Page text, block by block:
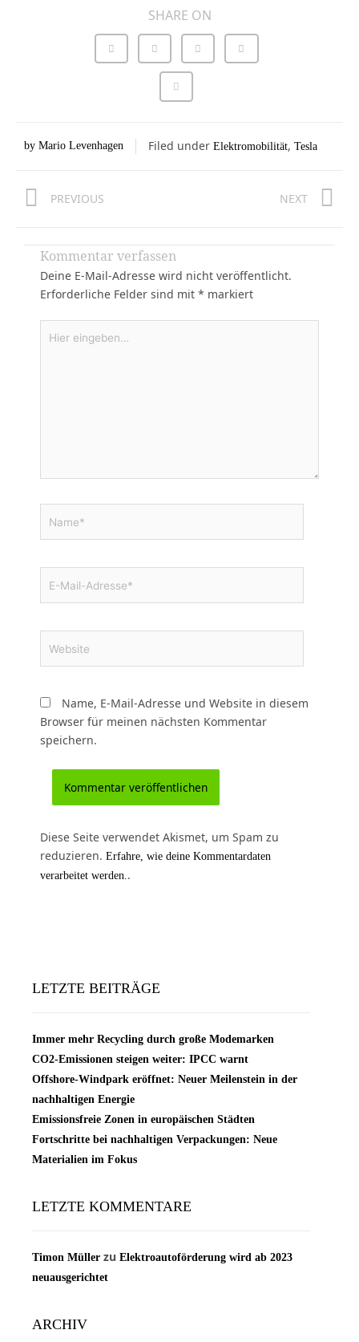
SHARE ON
by Mario Levenhagen Filed under Elektromobilität, Tesla
Zurück
PREVIOUS NEXT
Kommentar verfassen
Deine E-Mail-Adresse wird nicht veröffentlicht.
Erforderliche Felder sind mit * markiert
eingeben…
Mail-
Name, E-Mail-Adresse und Website in diesem
Browser für meinen nächsten Kommentar
speichern.
Diese Seite verwendet Akismet, um Spam zu
reduzieren. Erfahre, wie deine Kommentardaten
verarbeitet werden. .
LETZTE BEITRÄGE
Immer mehr Recycling durch große Modemarken
CO2-Emissionen steigen weiter: IPCC warnt
Offshore-Windpark eröffnet: Neuer Meilenstein in der
nachhaltigen Energie
Emissionsfreie Zonen in europäischen Städten
Fortschritte bei nachhaltigen Verpackungen: Neue
Materialien im Fokus
LETZTE KOMMENTARE
Timon Müller zu Elektroautoförderung wird ab 2023
neuausgerichtet
ARCHIV